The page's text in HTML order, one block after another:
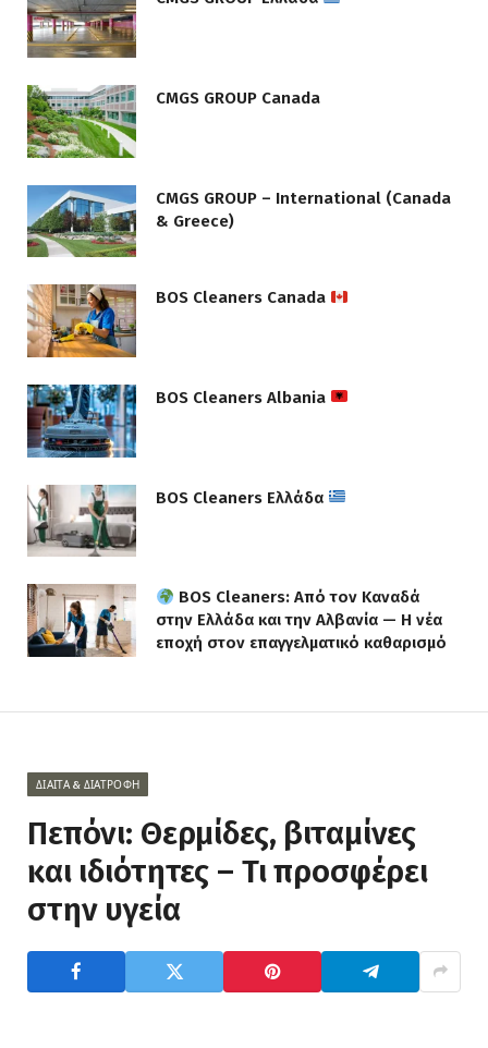
CMGS GROUP Canada
CMGS GROUP – International (Canada
& Greece)
BOS Cleaners Canada
BOS Cleaners Albania
BOS Cleaners Ελλάδα
BOS Cleaners: Από τον Καναδά
στην Ελλάδα και την Αλβανία — Η νέα
εποχή στον επαγγελματικό καθαρισμό
ΔΊΑΙΤΑ & ΔΙΑΤΡΟΦΉ
Πεπόνι: Θερμίδες, βιταμίνες
και ιδιότητες – Τι προσφέρει
στην υγεία